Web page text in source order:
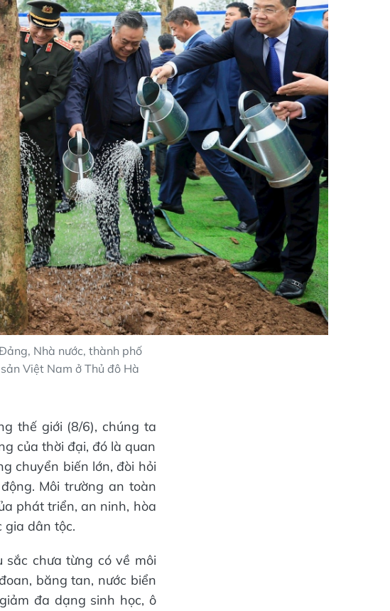
Nhà nước, thành phố
Việt Nam ở Thủ đô Hà
thế giới (8/6), chúng ta
của thời đại, đó là quan
chuyển biến lớn, đòi hỏi
Môi trường an toàn
phát triển, an ninh, hòa
gia dân tộc.
chưa từng có về môi
băng tan, nước biển
đa dạng sinh học, ô